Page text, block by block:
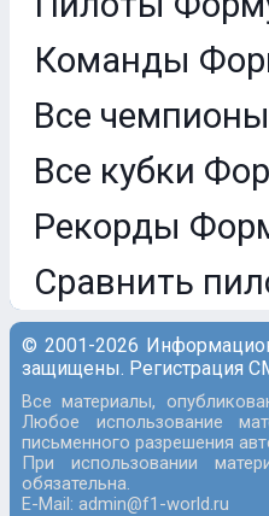
Команды
Все
Все кубки
Рекорды
Сравнить
© 2001-2026
защищены. Регистрация
Все материалы,
Любое использование
письменного разрешения
При использовании
обязательна.
E-Mail: admin@f1-world.ru